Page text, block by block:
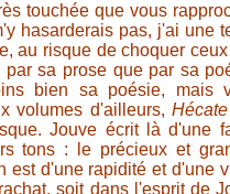
touchée que vous
hasarderais pas, j'ai une
au risque de choquer
sa prose que par sa
bien sa poésie, mais
volumes d'ailleurs, Hécate
Jouve écrit là d'une
tons : le précieux et
est d'une rapidité et d'une
soit dans l'esprit de